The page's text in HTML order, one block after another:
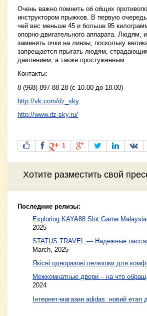
Очень важно помнить об общих
инструктором прыжков. В первую
чей вес меньше 45 и больше 95
опорно-двигательного аппарата.
заменить очки на линзы, поскольку
запрещается прыгать людям,
давлением, а также простуженным.
Контакты:
8 (968) 897-88-28 (c 10.00 до 18.00)
http://vk.com/dz_sky
http://www.dz-sky.ru/
1
Хотите разместить свой
Последние релизы:
Exploring KAYA88 Slot Game
2025
STATUS TRAVEL — Надежные
March, 2025
Якісні одноразові пелюшки для
Межкомнатные двери – на что
2024
Інтернет-магазин adidas: новий етап